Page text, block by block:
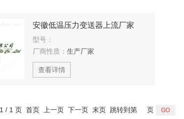
安徽低温压力变送器上流厂家
型号：
厂商性质： 生产厂家
查看详情
/ 1 页 首页 上一页 下一页 末页 跳转到第 页